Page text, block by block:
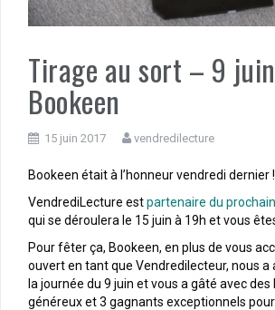
Tirage au sort – 9
Bookeen
15 juin 2017 vendredilecture
Bookeen était à l’honneur vendredi dernier !
VendrediLecture estpartenaire du
qui se déroulera le 15 juin à 19h et vous
Pour fêter ça, Bookeen, en plus de vous
ouvert en tant que Vendredilecteur, nous a
la journée du 9 juin et vous a gâté avec des
généreux et 3 gagnants exceptionnels